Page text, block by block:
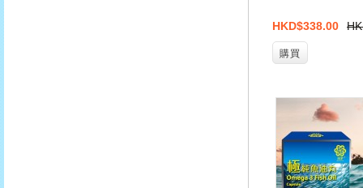
HKD$338.00
購買